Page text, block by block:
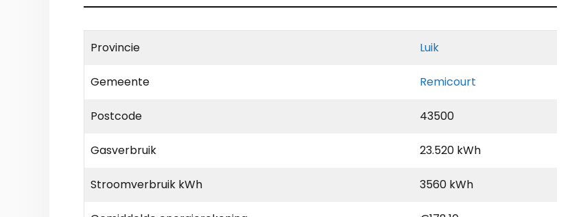
Provincie Luik
Gemeente Remicourt
Postcode 43500
Gasverbruik 23.520 kWh
Stroomverbruik kWh 3560 kWh